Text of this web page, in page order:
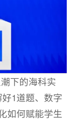
下的海科实
1道题、数字
如何赋能学生